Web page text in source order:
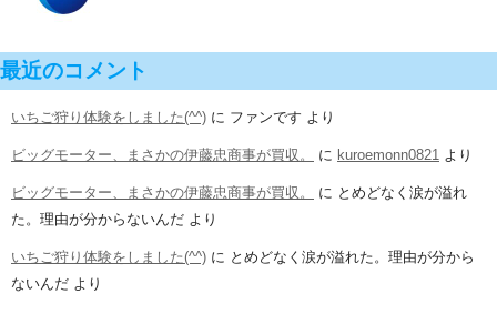
最近のコメント
いちご狩り体験をしました(^^) に ファンです より
ビッグモーター、まさかの伊藤忠商事が買収。 に kuroemonn0821 より
ビッグモーター、まさかの伊藤忠商事が買収。 に とめどなく涙が溢れ
た。理由が分からないんだ より
いちご狩り体験をしました(^^) に とめどなく涙が溢れた。理由が分から
ないんだ より